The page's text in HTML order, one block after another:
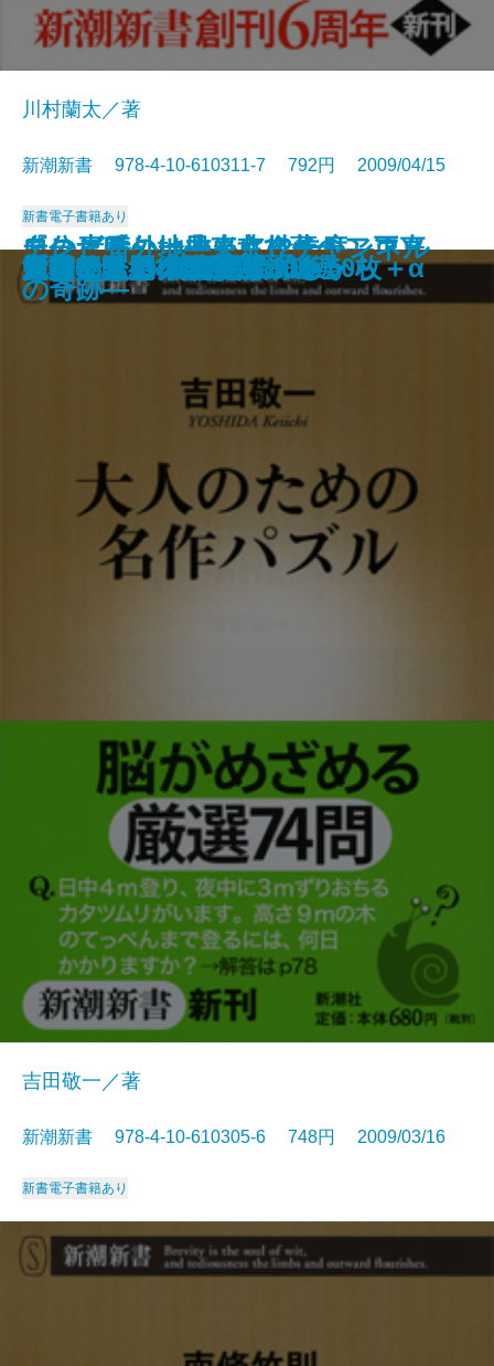
ん―日本語最後の謎に挑む―
自分だけの一冊―北村薫のアンソ
ロジー教室―
あの素晴しい曲をもう一度―フォ
ークからJポップまで―
戦後落語史
グルメの嘘
日本語教のすすめ
寝取られた男たち
『こころ』は本当に名作か―正直
者の名作案内―
新潮文庫 20世紀の100冊
黒澤明から聞いたこと
川村蘭太／著
新潮新書 978-4-10-610311-7 792円 2009/04/15
新書電子書籍あり
大人のための名作パズル
吉田敬一／著
新潮新書 978-4-10-610305-6 748円 2009/03/16
新書電子書籍あり
中華美味紀行
「汚い」日本語講座
テレビ番外地―東京12チャンネル
の奇跡―
源氏物語ものがたり
新書で入門 宮沢賢治のちから
文豪たちの大陸横断鉄道
新書で入門 ジャズの鉄板50枚＋α
日本の鉄道 車窓絶景100選
川柳うきよ大学